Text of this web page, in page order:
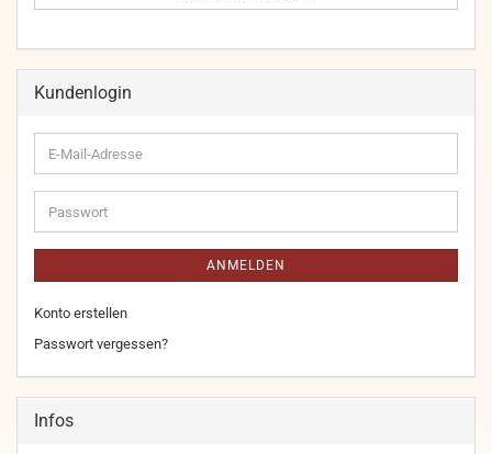
Kundenlogin
E-
Mail-
Adresse
Passwort
ANMELDEN
Konto erstellen
Passwort vergessen?
Infos